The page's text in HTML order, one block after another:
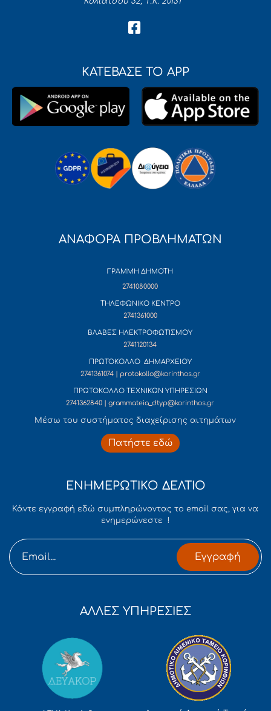
ΚΑΤΕΒΑΣΕ ΤΟ APP
ΑΝΑΦΟΡΑ ΠΡΟΒΛΗΜΑΤΩΝ
ΓΡΑΜΜΗ ΔΗΜΟΤΗ
2741080000
ΤΗΛΕΦΩΝΙΚΟ ΚΕΝΤΡΟ
2741361000
ΒΛΑΒΕΣ ΗΛΕΚΤΡΟΦΩΤΙΣΜΟΥ
2741120134
ΠΡΩΤΟΚΟΛΛΟ ΔΗΜΑΡΧΕΙΟΥ
2741361074 | protokollo@korinthos.gr
ΠΡΩΤΟΚΟΛΛΟ ΤΕΧΝΙΚΩΝ ΥΠΗΡΕΣΙΩΝ
2741362840 | grammateia_dtyp@korinthos.gr
Mέσω του συστήματος διαχείρισης αιτημάτων
Πατήστε εδώ
ΕΝΗΜΕΡΩΤΙΚΟ ΔΕΛΤΙΟ
Κάντε εγγραφή εδώ συμπληρώνοντας το email σας, για να
ενημερώνεστε !
Εγγραφή
ΑΛΛΕΣ ΥΠΗΡΕΣΙΕΣ